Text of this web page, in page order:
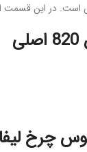
در این قسمت
لیفان 820